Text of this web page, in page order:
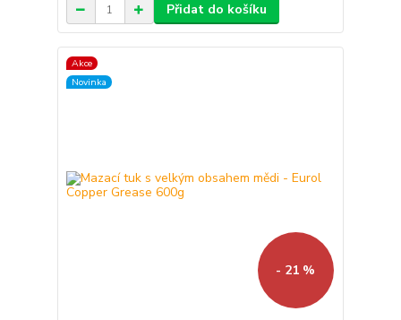
Přidat do košíku
Akce
Novinka
- 21 %